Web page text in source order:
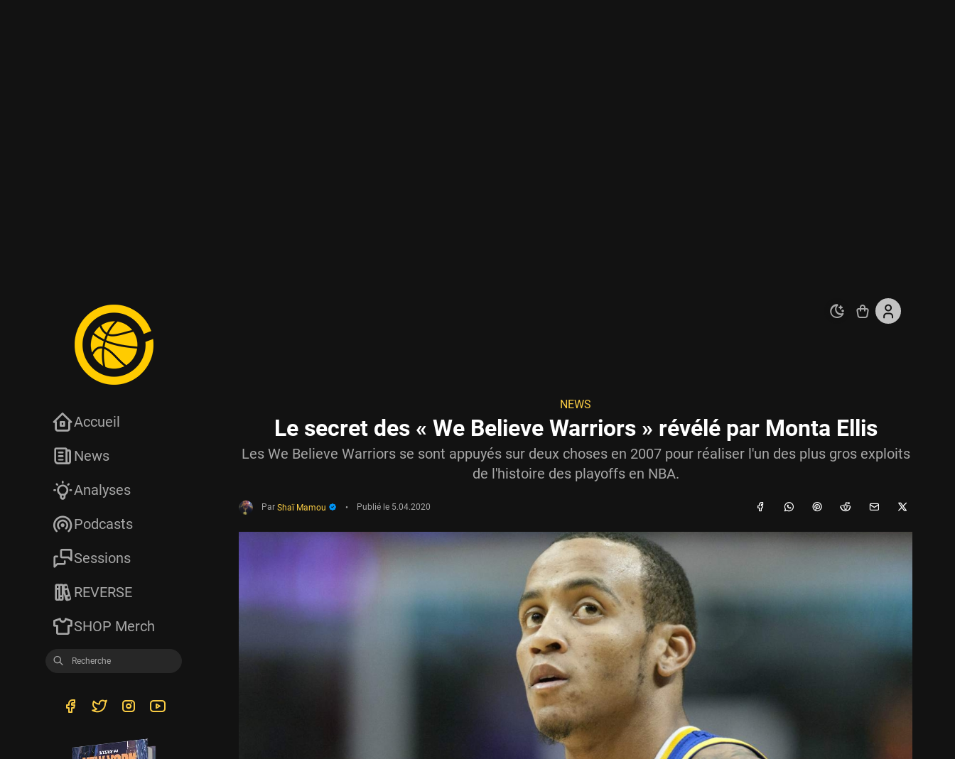
NEWS
Le secret des « We Believe Warriors » révélé par Monta Ellis
Les We Believe Warriors se sont appuyés sur deux choses en 2007 pour réaliser l'un des plus gros exploits
de l'histoire des playoffs en NBA.
Par Shaï Mamou • Publié le 5.04.2020
Accueil
News
Analyses
Podcasts
Sessions
REVERSE
SHOP Merch